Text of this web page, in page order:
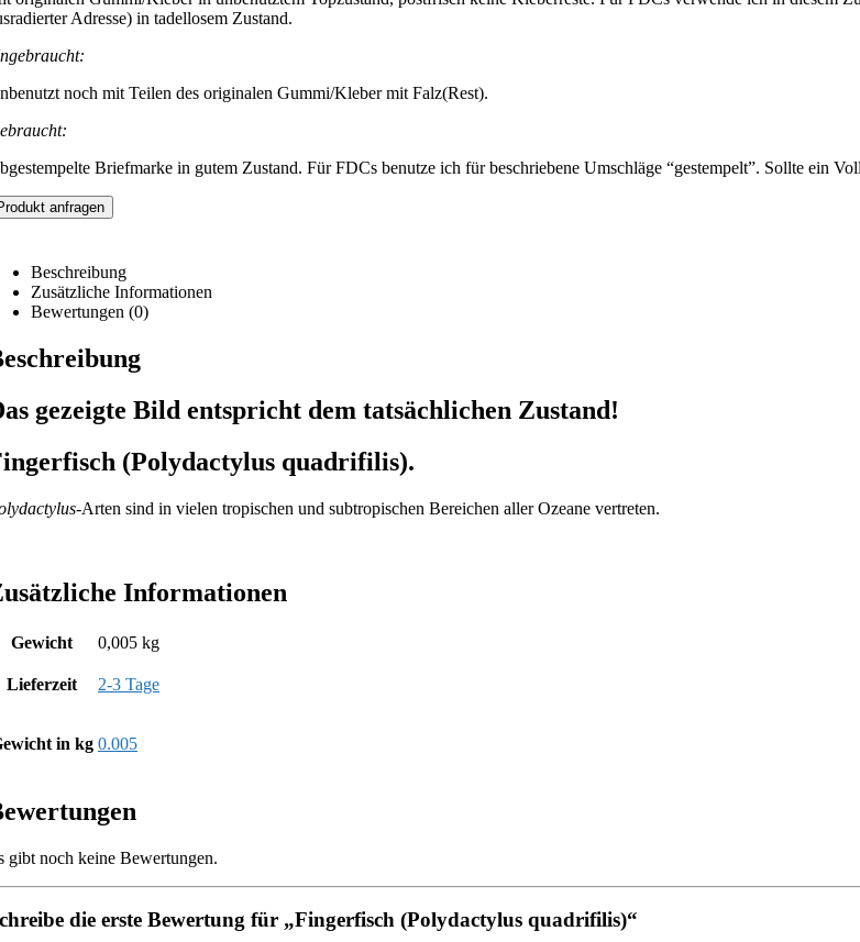
Adresse) in tadellosem Zustand.
noch mit Teilen des originalen Gummi/Kleber mit Falz(Rest).
Briefmarke in gutem Zustand. Für FDCs benutze ich für beschriebene Umschläge “gestempelt”. Sollte ein
anfragen
Beschreibung
Zusätzliche Informationen
Bewertungen (0)
gezeigte Bild entspricht dem tatsächlichen Zustand!
(Polydactylus quadrifilis).
-Arten sind in vielen tropischen und subtropischen Bereichen aller Ozeane vertreten.
Informationen
Gewicht 0,005 kg
Lieferzeit 2-3 Tage
in kg 0.005
gibt noch keine Bewertungen.
die erste Bewertung für „Fingerfisch (Polydactylus quadrifilis)“